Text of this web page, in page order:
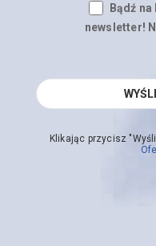
Bądź
newsletter!
Klikając przycisz